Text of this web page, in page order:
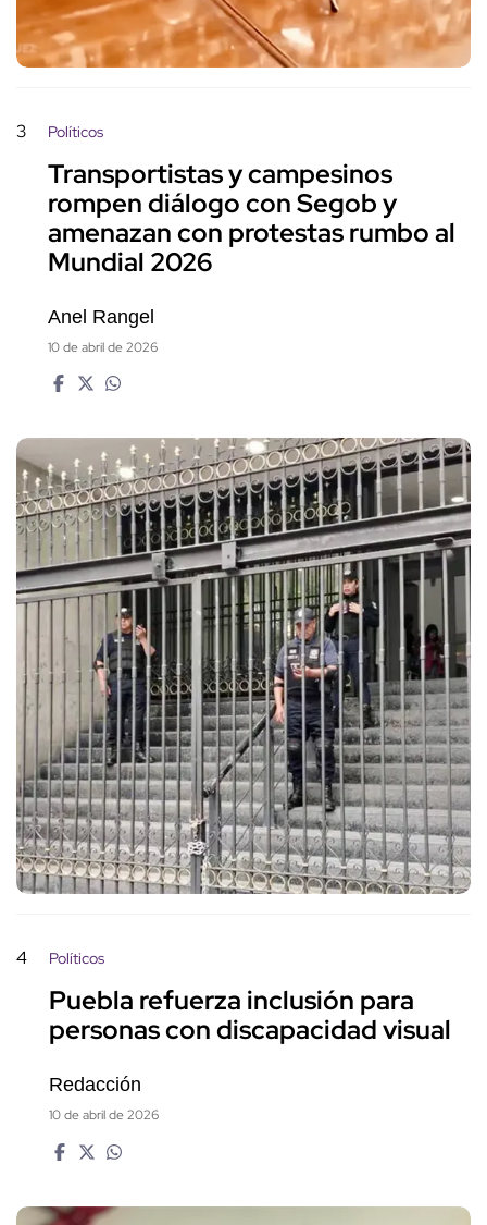
3 Políticos
Transportistas y campesinos
rompen diálogo con Segob y
amenazan con protestas rumbo al
Mundial 2026
Anel Rangel
10 de abril de 2026
4 Políticos
Puebla refuerza inclusión para
personas con discapacidad visual
Redacción
10 de abril de 2026